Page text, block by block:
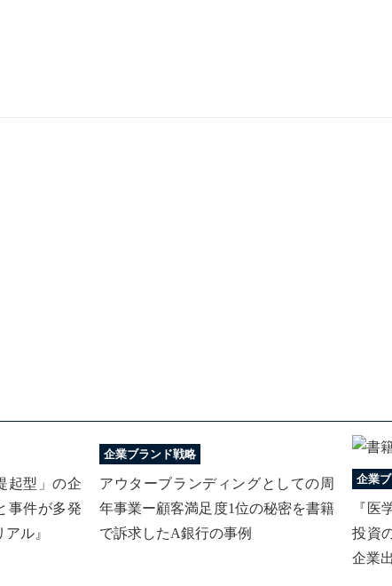
起型」の企
事件が多発
ル』
企業ブランド戦略
アウターブランディングとしての周
年事業ー顧客満足度1位の秘密を書籍
で訴求したA銀行の事例
企業
『医
投資
企業